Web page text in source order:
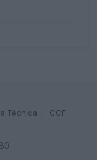
Técnica CCF